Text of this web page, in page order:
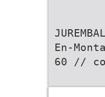
En-
60 //